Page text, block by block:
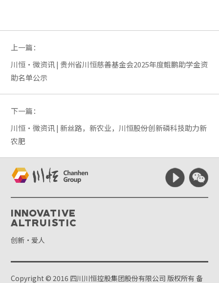
上一篇：
川恒·微资讯 | 贵州省川恒慈善基金会2025年度鲲鹏助学金资
助名单公示
下一篇：
川恒·微资讯 | 新丝路，新农业，川恒股份创新磷科技助力新
农肥
Innovative
Altruistic
创新·爱人
Copyright © 2016 四川川恒控股集团股份有限公司 版权所有备